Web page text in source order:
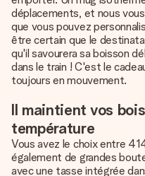
déplacements, et nous
que vous pouvez
être certain que le
qu'il savourera sa boisson
dans le train ! C'est le
toujours en mouvement.
Il maintient vos
température
Vous avez le choix entre
également de grandes
avec une tasse intégrée